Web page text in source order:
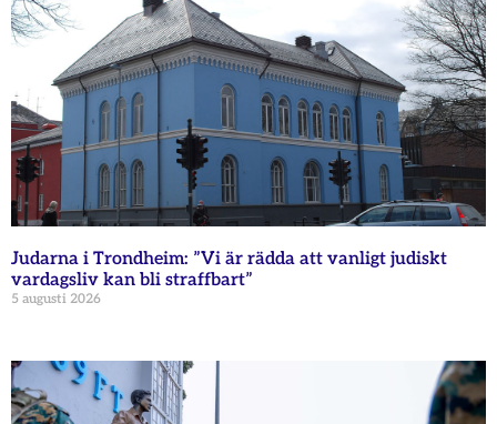
Judarna i Trondheim: ”Vi är rädda att vanligt judiskt
vardagsliv kan bli straffbart”
5 augusti 2026